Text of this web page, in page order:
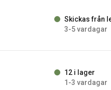
Skickas från
3-5 vardagar
12 i lager
1-3 vardagar